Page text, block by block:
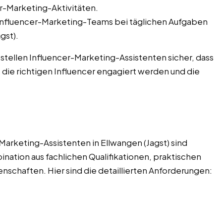
Marketing-Aktivitäten.
Marketing-Teams bei täglichen Aufgaben
Influencer-Marketing-Assistenten sicher, dass
richtigen Influencer engagiert werden und die
Assistenten in Ellwangen (Jagst) sind
aus fachlichen Qualifikationen, praktischen
Hier sind die detaillierten Anforderungen: